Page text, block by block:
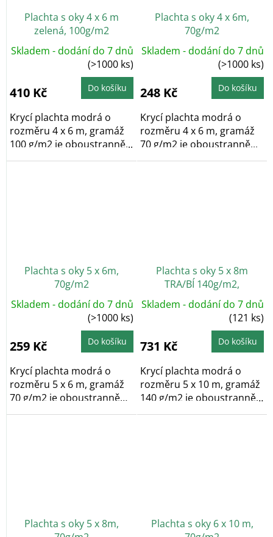
Plachta s oky 4 x 6 m
zelená, 100g/m2
Skladem - dodání do 7 dnů
(>1000 ks)
410 Kč Do košíku
Krycí plachta modrá o
rozměru 4 x 6 m, gramáž
100 g/m2 je oboustranně...
Plachta s oky 4 x 6m,
70g/m2
Skladem - dodání do 7 dnů
(>1000 ks)
248 Kč Do košíku
Krycí plachta modrá o
rozměru 4 x 6 m, gramáž
70 g/m2 je oboustranně...
Plachta s oky 5 x 6m,
70g/m2
Skladem - dodání do 7 dnů
(>1000 ks)
259 Kč Do košíku
Krycí plachta modrá o
rozměru 5 x 6 m, gramáž
70 g/m2 je oboustranně
laminovaná a po...
Plachta s oky 5 x 8m
TRA/BÍ 140g/m2,
kašírovaná
Skladem - dodání do 7 dnů
(121 ks)
731 Kč Do košíku
Krycí plachta modrá o
rozměru 5 x 10 m, gramáž
140 g/m2 je oboustranně
laminovaná a po...
Plachta s oky 5 x 8m,
Plachta s oky 6 x 10 m,